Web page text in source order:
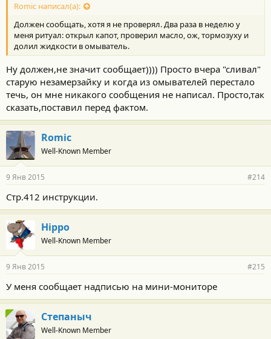
Romic написал(а):
Должен сообщать, хотя я не проверял. Два раза в неделю у
меня ритуал: открыл капот, проверил масло, ож, тормозуху и
долил жидкости в омыватель.
Ну должен,не значит сообщает)))) Просто вчера "сливал"
старую незамерзайку и когда из омывателей перестало
течь, он мне никакого сообщения не написал. Просто,так
сказать,поставил перед фактом.
Romic
Well-Known Member
9 Янв 2015 #214
Стр.412 инструкции.
Hippo
Well-Known Member
9 Янв 2015 #215
У меня сообщает надписью на мини-мониторе
Степаныч
Well-Known Member